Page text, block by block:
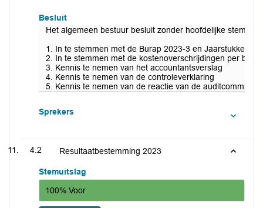
Besluit
Het algemeen bestuur besluit zonder hoofdelijke
1. In te stemmen met de Burap 2023-3 en Jaarstukken
2. In te stemmen met de kostenoverschrijdingen per
3. Kennis te nemen van het accountantsverslag
4. Kennis te nemen van de controleverklaring
5. Kennis te nemen van de reactie van de
Sprekers
4.2 Resultaatbestemming 2023
Stemuitslag
100% Voor